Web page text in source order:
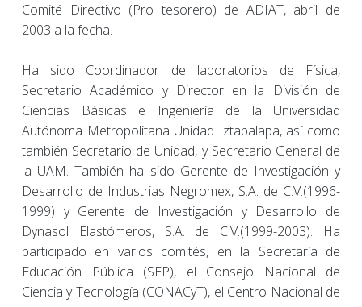
Comité Directivo (Pro tesorero) de ADIAT, abril de
2003 a la fecha.
Ha sido Coordinador de laboratorios de Física,
Secretario Académico y Director en la División de
Ciencias Básicas e Ingeniería de la Universidad
Autónoma Metropolitana Unidad Iztapalapa, así como
también Secretario de Unidad, y Secretario General de
la UAM. También ha sido Gerente de Investigación y
Desarrollo de Industrias Negromex, S.A. de C.V.(1996-
1999) y Gerente de Investigación y Desarrollo de
Dynasol Elastómeros, S.A. de C.V.(1999-2003). Ha
participado en varios comités, en la Secretaría de
Educación Pública (SEP), el Consejo Nacional de
Ciencia y Tecnología (CONACyT), el Centro Nacional de